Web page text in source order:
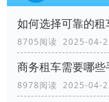
如何选择可靠的租
8705阅读 2025-04-
商务租车需要哪些
8978阅读 2025-04-